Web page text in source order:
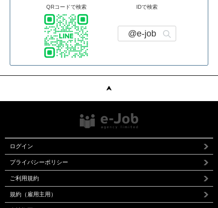
QRコードで検索 IDで検索
@e-job
ログイン
プライバシーポリシー
ご利用規約
規約（雇用主用）